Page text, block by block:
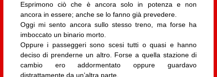
Esprimono ciò che è ancora solo in potenza e non
ancora in essere; anche se lo fanno già prevedere.
Oggi mi sento ancora sullo stesso treno, ma forse ha
imboccato un binario morto.
Oppure i passeggeri sono scesi tutti o quasi e hanno
deciso di prenderne un altro. Forse a quella stazione di
cambio ero addormentato oppure guardavo
distrattamente da un’altra parte.